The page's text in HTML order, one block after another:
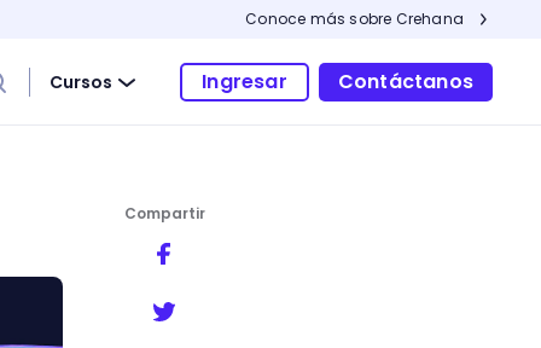
Conoce más sobre Crehana
Cursos Ingresar Contáctanos
Compartir